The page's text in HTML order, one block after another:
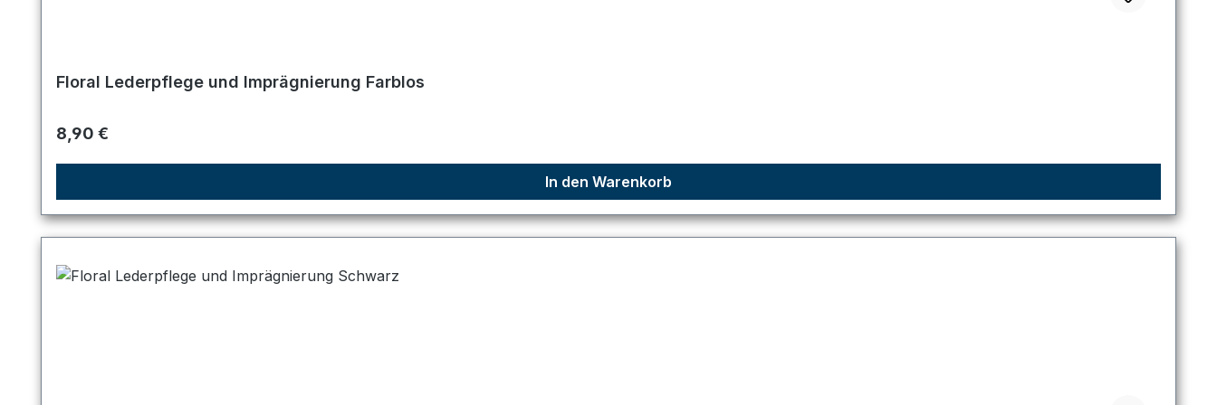
Floral Lederpflege und Imprägnierung Farblos
Regulärer Preis:
8,90 €
In den Warenkorb